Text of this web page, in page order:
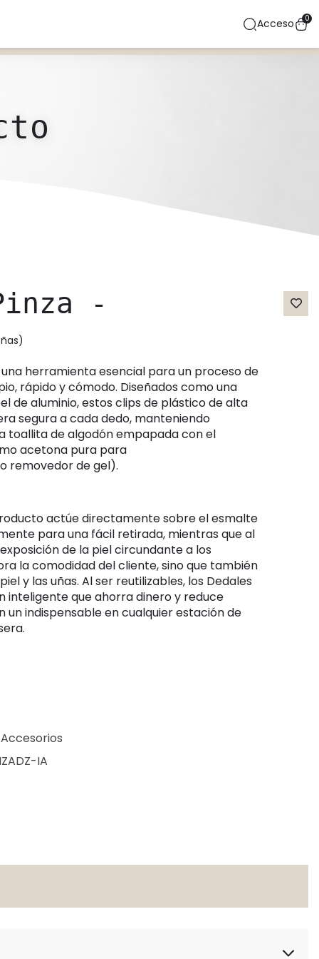
Acceso 0
-
rápido y cómodo. Diseñados como una
de aluminio, estos clips de plástico de alta
segura a cada dedo, manteniendo
toallita de algodón empapada con el
acetona pura para
removedor de gel).
para una fácil retirada, mientras que al
de la piel circundante a los
la comodidad del cliente, sino que también
y las uñas. Al ser reutilizables, los Dedales
inteligente que ahorra dinero y reduce
un indispensable en cualquier estación de
IA